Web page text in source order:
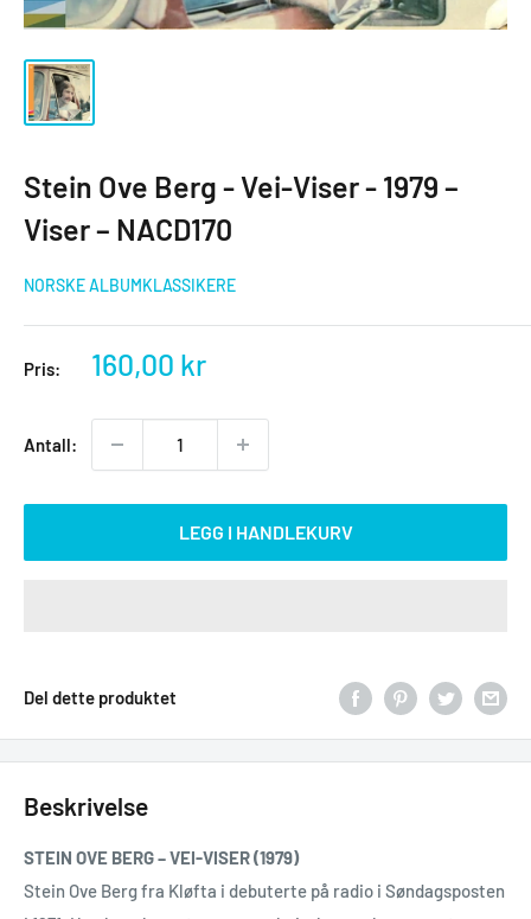
Stein Ove Berg - Vei-Viser - 1979 –
Viser – NACD170
NORSKE ALBUMKLASSIKERE
Pris: Salgspris
160,00 kr
Antall:
LEGG I HANDLEKURV
Del dette produktet
Beskrivelse
STEIN OVE BERG – VEI-VISER (1979)
Stein Ove Berg fra Kløfta i debuterte på radio i Søndagsposten